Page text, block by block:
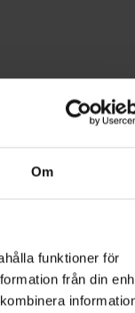
Om
funktioner för
från din2714